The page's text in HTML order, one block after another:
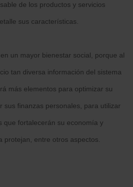
de los productos y servicios
sus características.
un mayor bienestar social, porque al
tan diversa información del sistema
más elementos para optimizar su
sus finanzas personales, para utilizar
que fortalecerán su economía y
protejan, entre otros aspectos.